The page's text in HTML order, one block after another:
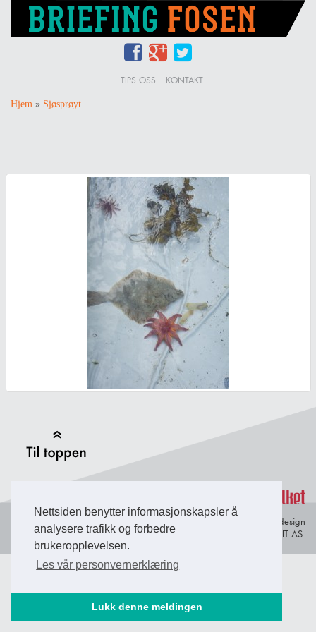
Nettsiden benytter informasjonskapsler å
analysere trafikk og forbedre
brukeropplevelsen.
Les vår personvernerklæring
Lukk denne meldingen
TIPS OSS KONTAKT
Hjem » Sjøsprøyt
Personvern og
informasjonskapsler
© Copyright 2026 Briefing Fosen.
Webdesign
av Lindbak IT AS.